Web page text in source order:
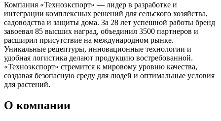
Компания «Техноэкспорт» — лидер в разработке и
интеграции комплексных решений для сельского хозяйства,
садоводства и защиты дома. За 28 лет успешной работы бренд
завоевал 85 высших наград, объединил 3500 партнеров и
расширил присутствие на международном рынке.
Уникальные рецептуры, инновационные технологии и
удобная логистика делают продукцию востребованной.
«Техноэкспорт» стремится к мировому уровню качества,
создавая безопасную среду для людей и оптимальные условия
для растений.
О компании